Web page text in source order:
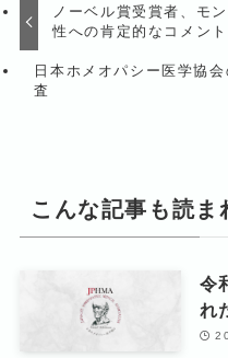
ノーベル賞受賞者、モ
性への肯定的なコメント
日本ホメオパシー医学協
査
こんな記事も読ま
令
れ